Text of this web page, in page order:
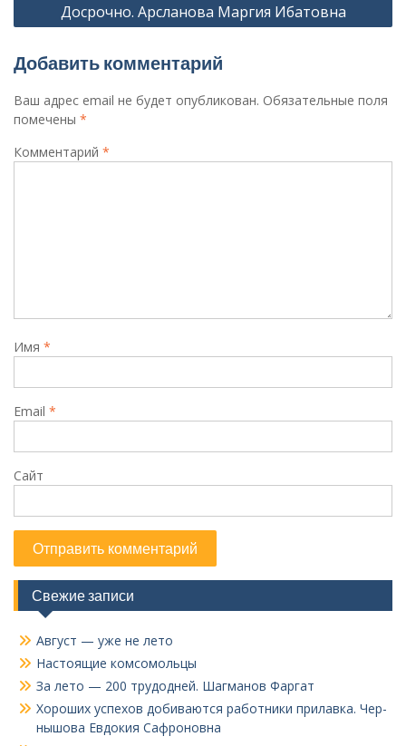
записямДосрочно. Арсланова Маргия Ибатовна
Добавить комментарий
Ваш адрес email не будет опубликован. Обязательные поля
помечены *
Комментарий *
Имя *
Email *
Сайт
Свежие записи
Август — уже не лето
Настоящие комсомольцы
За лето — 200 трудодней. Шагманов Фаргат
Хороших успехов добиваются работники прилавка. Чер­
нышова Евдокия Сафроновна